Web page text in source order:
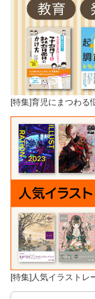
[特集]育児にまつわる
[特集]人気イラストレ